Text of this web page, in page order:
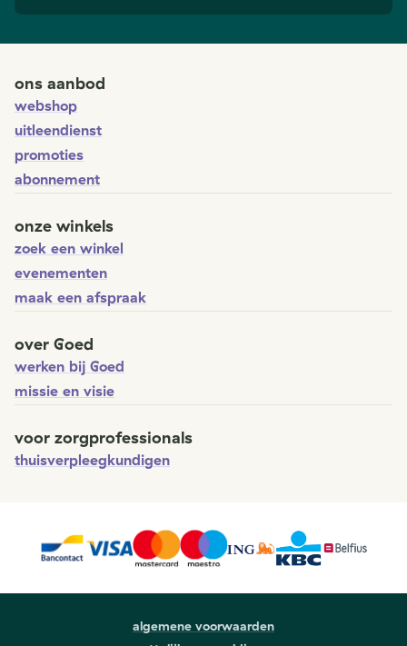
ons aanbod
webshop
uitleendienst
promoties
abonnement
onze winkels
zoek een winkel
evenementen
maak een afspraak
over Goed
werken bij Goed
missie en visie
voor zorgprofessionals
thuisverpleegkundigen
algemene voorwaarden